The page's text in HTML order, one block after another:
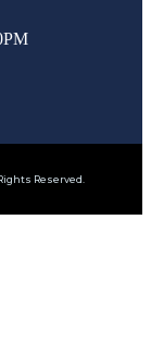
Reserved.